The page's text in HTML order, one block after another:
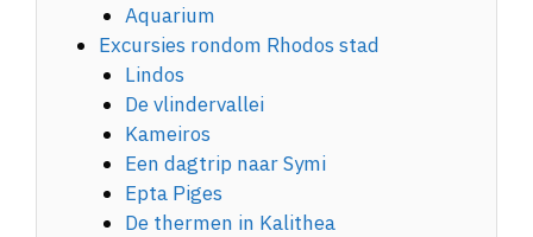
Aquarium
Excursies rondom Rhodos stad
Lindos
De vlindervallei
Kameiros
Een dagtrip naar Symi
Epta Piges
De thermen in Kalithea